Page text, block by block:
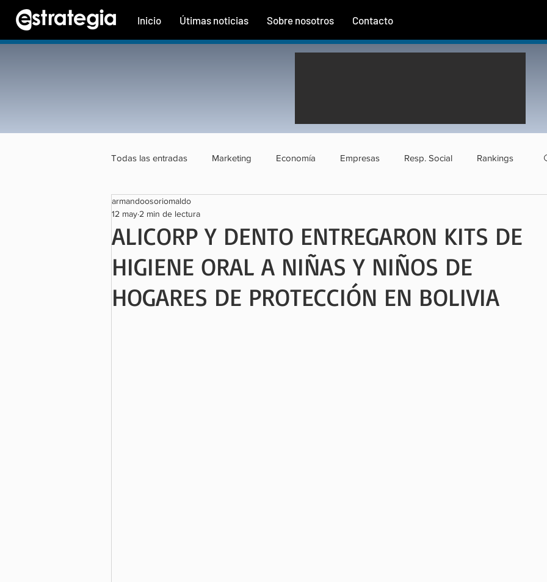
Inicio Útimas noticias Sobre nosotros Contacto
Todas las entradas Marketing Economía Empresas Resp. Social Rankings
Tecnología
ALICORP Y DENTO ENTREGARON KITS DE
HIGIENE ORAL A NIÑAS Y NIÑOS DE
HOGARES DE PROTECCIÓN EN BOLIVIA
armandoosoriomaldo
12 may 2 min de lectura